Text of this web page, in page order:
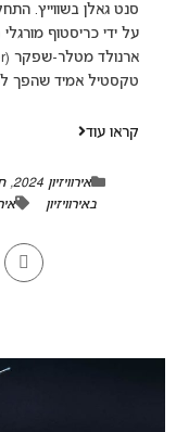
טקסטיל אמיד שהפך
קראו עוד
אירוויזיון 2024 ,
באירוויזיון